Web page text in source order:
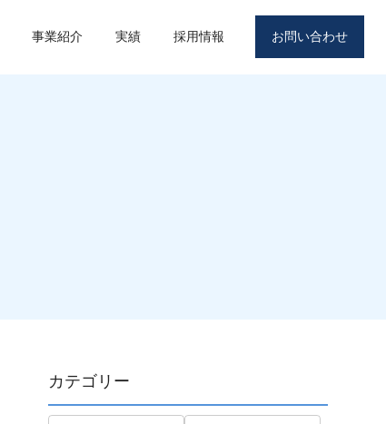
事業紹介 実績 採用情報 お問い合わせ
カテゴリー